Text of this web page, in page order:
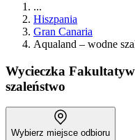
...
Hiszpania
Gran Canaria
Aqualand – wodne
Wycieczka
szaleństwo
Wybierz miejsce odbioru